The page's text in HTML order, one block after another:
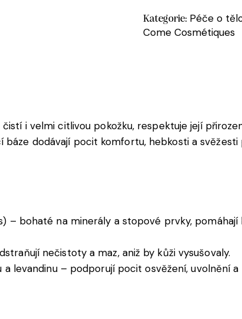
Kategorie: Péče o
Come Cosmétiques
i velmi citlivou pokožku, respektuje její
báze dodávají pocit komfortu, hebkosti a
– bohaté na minerály a stopové prvky,
nečistoty a maz, aniž by kůži vysušovaly.
levandinu – podporují pocit osvěžení, uvolnění a